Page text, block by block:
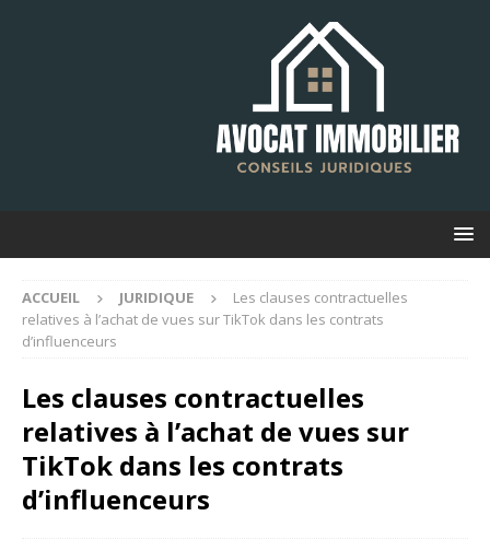
ACCUEIL JURIDIQUE
Les clauses contractuelles
relatives à l’achat de vues sur TikTok dans les contrats
d’influenceurs
Les clauses contractuelles
relatives à l’achat de vues sur
TikTok dans les contrats
d’influenceurs